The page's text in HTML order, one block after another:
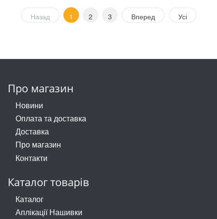
Назад 1 2 3 Вперед Усі
Про магазин
Новини
Оплата та доставка
Доставка
Про магазин
Контакти
Каталог товарів
Каталог
Аплікації Нашивки